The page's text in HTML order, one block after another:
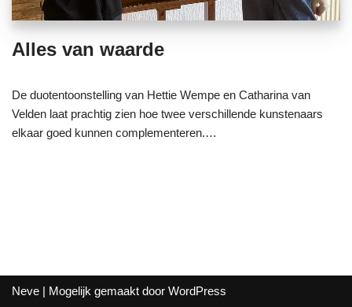
Alles van waarde
De duotentoonstelling van Hettie Wempe en Catharina van
Velden laat prachtig zien hoe twee verschillende kunstenaars
elkaar goed kunnen complementeren.…
Neve | Mogelijk gemaakt door WordPress